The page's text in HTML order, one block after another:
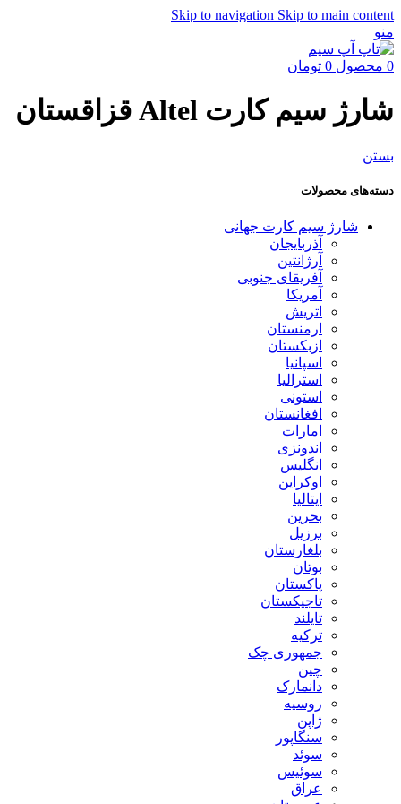
Skip to navigation Skip to main content
منو
0 محصول 0 تومان
شارژ سیم کارت Altel قزاقستان
بستن
دسته‌های محصولات
شارژ سیم کارت جهانی
آذربایجان
آرژانتین
آفریقای جنوبی
آمریکا
اتریش
ارمنستان
ازبکستان
اسپانیا
استرالیا
استونی
افغانستان
امارات
اندونزی
انگلیس
اوکراین
ایتالیا
بحرین
برزیل
بلغارستان
بوتان
پاکستان
تاجیکستان
تایلند
ترکیه
جمهوری چک
چین
دانمارک
روسیه
ژاپن
سنگاپور
سوئد
سوئیس
عراق